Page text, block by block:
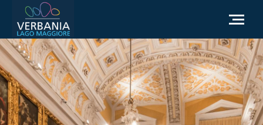
NL
Hoe kom ik bij Verbania
Toeristische informatie